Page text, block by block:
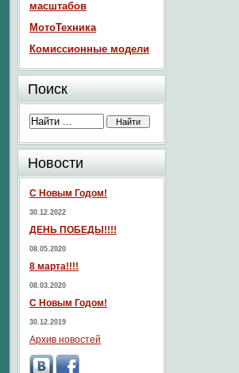
масштабов
МотоТехника
Комиссионные модели
Поиск
Новости
С Новым Годом!
30.12.2022
ДЕНЬ ПОБЕДЫ!!!!
08.05.2020
8 марта!!!!
08.03.2020
С Новым Годом!
30.12.2019
Архив новостей